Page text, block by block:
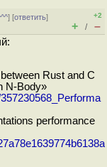
] [ответить]
+2
+ / –
Rust and C
N-Body»
performance